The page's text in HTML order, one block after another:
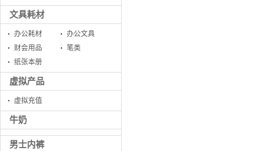
文具耗材
办公耗材
办公文具
财会用品
笔类
纸张本册
虚拟产品
虚拟充值
牛奶
男士内裤